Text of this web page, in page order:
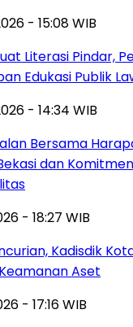
- 15:08 WIB
Literasi Pindar,
Edukasi Publik
- 14:34 WIB
Bersama
dan
- 18:27 WIB
Kadisdik
Aset
- 17:16 WIB